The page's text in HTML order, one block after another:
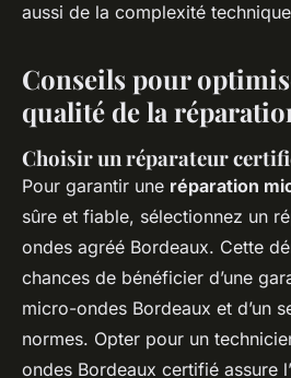
aussi de la complexité
Conseils pour
qualité de la
Choisir un réparateur
Pour garantir une réparation
sûre et fiable, sélectionnez un
ondes agréé Bordeaux. Cette
chances de bénéficier d’une
micro-ondes Bordeaux et d’un
normes. Opter pour un
ondes Bordeaux certifié assure